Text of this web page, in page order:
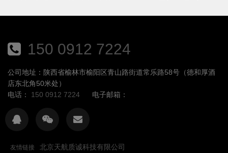
150 0912 7224
公司地址：陕西省榆林市榆阳区青山路街道常乐路58号（德和厚酒
店东北角50米处）
电话： 150 0912 7224 电子邮箱：
友情链接 北京天航质诚科技有限公司